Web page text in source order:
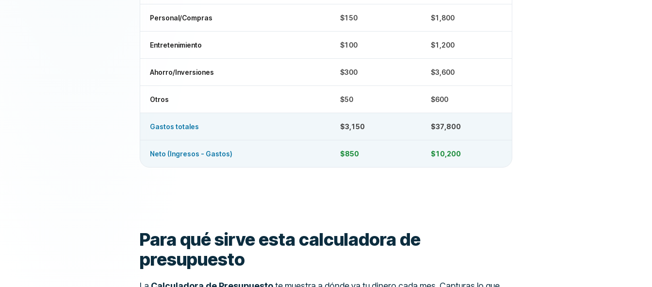
Personal/Compras $150 $1,800
Entretenimiento $100 $1,200
Ahorro/Inversiones $300 $3,600
Otros $50 $600
Gastos totales $3,150 $37,800
Neto (Ingresos - Gastos) $850 $10,200
Para qué sirve esta calculadora de
presupuesto